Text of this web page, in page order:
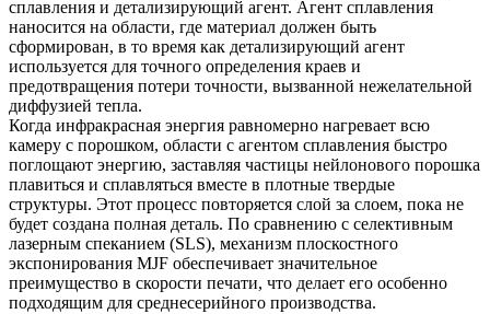
сплавления и детализирующий агент. Агент сплавления
наносится на области, где материал должен быть
сформирован, в то время как детализирующий агент
используется для точного определения краев и
предотвращения потери точности, вызванной нежелательной
диффузией тепла.
Когда инфракрасная энергия равномерно нагревает всю
камеру с порошком, области с агентом сплавления быстро
поглощают энергию, заставляя частицы нейлонового порошка
плавиться и сплавляться вместе в плотные твердые
структуры. Этот процесс повторяется слой за слоем, пока не
будет создана полная деталь. По сравнению с селективным
лазерным спеканием (SLS), механизм плоскостного
экспонирования MJF обеспечивает значительное
преимущество в скорости печати, что делает его особенно
подходящим для среднесерийного производства.